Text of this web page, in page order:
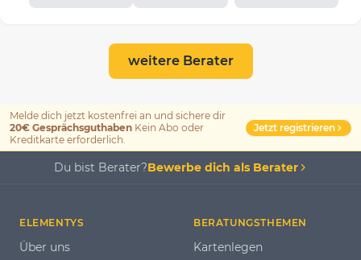
weitere Berater
Melde dich jetzt kostenfrei an und sichere dir
20€ Gesprächsguthaben Kein Abo oder
Kreditkarte erforderlich.
Jetzt registrieren
Du bist Berater?Bewerbe dich als Berater
ELEMENTYS
Über uns
BERATUNGSTHEMEN
Kartenlegen